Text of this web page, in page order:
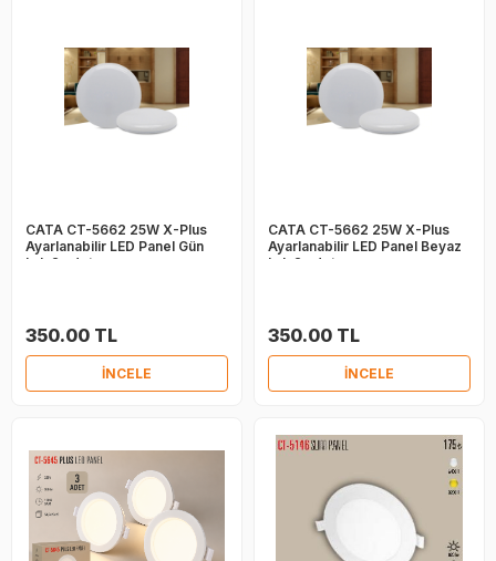
CATA CT-5662 25W X-Plus
Ayarlanabilir LED Panel Gün
Işık 2 adet
350.00 TL
İNCELE
CATA CT-5662 25W X-Plus
Ayarlanabilir LED Panel Beyaz
Işık 2 adet
350.00 TL
İNCELE